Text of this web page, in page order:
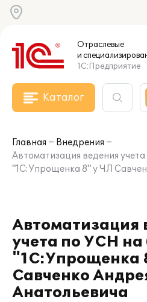
Отраслевые
и
1С:Предприятие
Каталог
Главная
Внедрения
Автоматизация ведения
"1С:Упрощенка 8" у ЧЛ
Автоматизация
учета по УСН
"1С:Упрощенка
Савченко
Анатольевича